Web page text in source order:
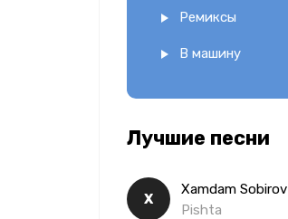
Ремиксы
В машину
Лучшие песни
X
Xamdam Sobirov
Pishta